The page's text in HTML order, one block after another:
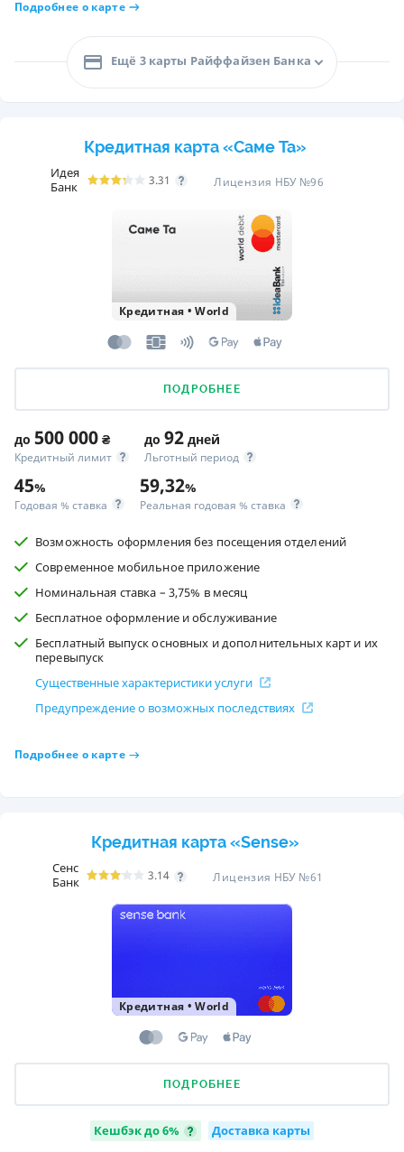
Подробнее о карте
Ещё 3 карты Райффайзен Банка
Кредитная карта «Саме Та»
Идея
Банк
3.31 Лицензия НБУ №96
Кредитная •World
ПОДРОБНЕЕ
до 500 000 ₴
Кредитный лимит
до 92 дней
Льготный период
45%
Годовая % ставка
59,32%
Реальная годовая % ставка
Возможность оформления без посещения отделений
Современное мобильное приложение
Номинальная ставка – 3,75% в месяц
Бесплатное оформление и обслуживание
Бесплатный выпуск основных и дополнительных карт и их
перевыпуск
Существенные характеристики услуги
Предупреждение о возможных последствиях
Подробнее о карте
Кредитная карта «Sense»
Сенс
Банк
3.14 Лицензия НБУ №61
Кредитная •World
ПОДРОБНЕЕ
Кешбэк до 6% Доставка карты